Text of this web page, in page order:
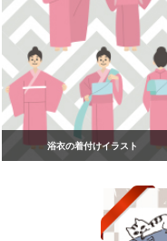
浴衣の着付けイラスト